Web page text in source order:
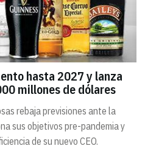
hasta 2027 y lanza
millones de dólares
rebaja previsiones ante la
sus objetivos pre-pandemia y
de su nuevo CEO.